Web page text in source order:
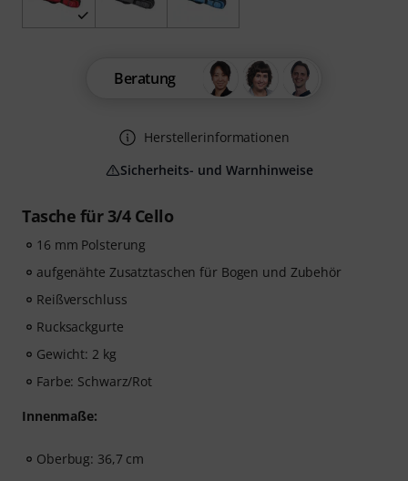
Tasche für 3/4 Cello
16 mm Polsterung
aufgenähte Zusatztaschen für Bogen und Zubehör
Reißverschluss
Rucksackgurte
Gewicht: 2 kg
Farbe: Schwarz/Rot
Innenmaße:
Oberbug: 36,7 cm
Beratung
Herstellerinformationen
Sicherheits- und Warnhinweise